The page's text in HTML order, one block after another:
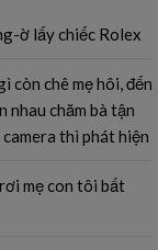
ờ lấy chiếc Rolex
còn chê mẹ hôi, đến
nhau chăm bà tận
thì phát hiện
mẹ con tôi bất